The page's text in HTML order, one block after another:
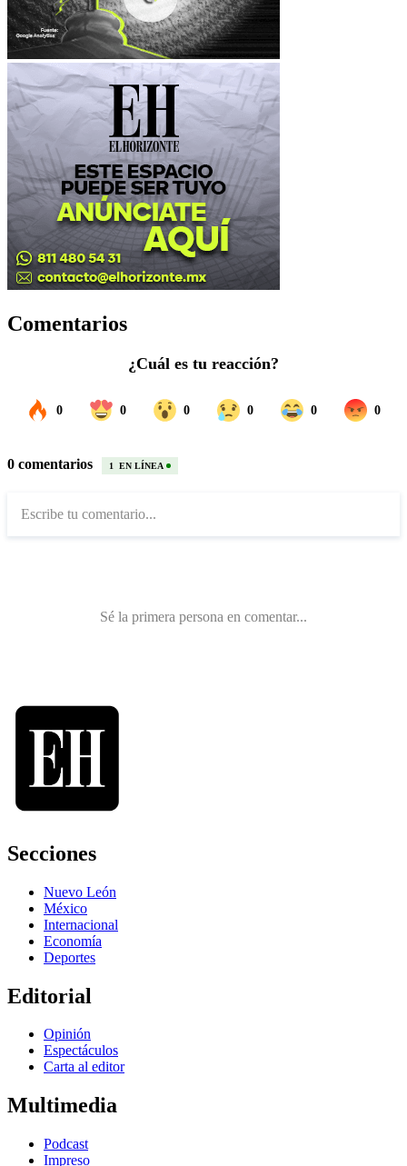
Comentarios
Secciones
Nuevo León
México
Internacional
Economía
Deportes
Editorial
Opinión
Espectáculos
Carta al editor
Multimedia
Podcast
Impreso